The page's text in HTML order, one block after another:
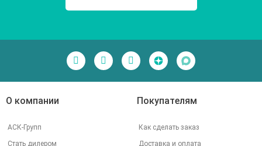
О компании
АСК-Групп
Стать дилером
Покупателям
Как сделать заказ
Доставка и оплата